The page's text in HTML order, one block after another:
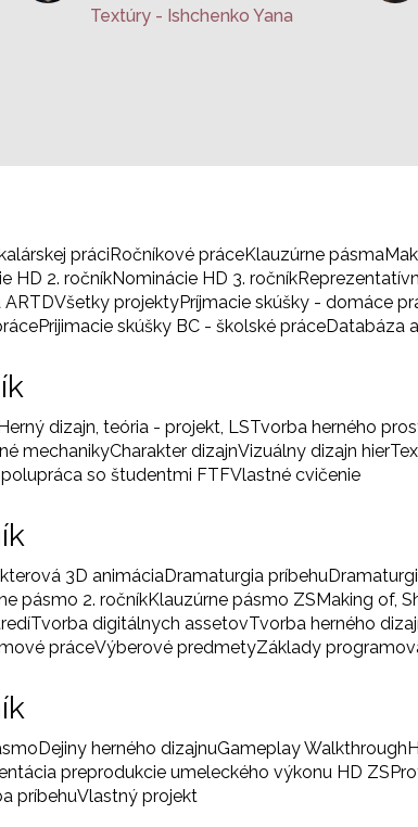
Textúry - Ishchenko Yana
práciRočníkové práceKlauzúrne pásma
HD 2. ročníkNominácie HD 3. ročník
ARTDVšetky projektyPríjmacie skúšky - domáce
Prijimacie skúšky BC - školské práceDatabáza
dizajn, teória - projekt, LSTvorba herného
mechanikyCharakter dizajnVizuálny dizajn hier
so študentmi FTFVlastné cvičenie
3D animáciaDramaturgia príbehu
pásmo 2. ročníkKlauzúrne pásmo ZSMaking of,
Tvorba digitálnych assetovTvorba herného
práceVýberové predmetyZáklady
Dejiny herného dizajnuGameplay Walkthrough
preprodukcie umeleckého výkonu HD ZS
príbehuVlastný projekt